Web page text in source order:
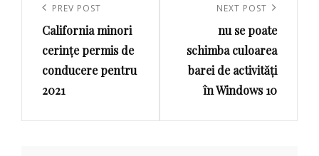
articole
Previous
Post
PREV POST
California minori
cerințe permis de
conducere pentru
2021
NEXT POST
nu se poate
schimba culoarea
barei de activități
în Windows 10